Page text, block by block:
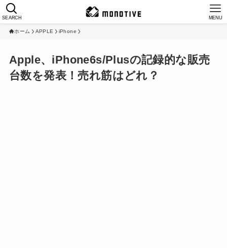
SEARCH MENU
ホーム APPLE iPhone
Apple、iPhone6s/Plusの記録的な販売
台数を発表！売れ筋はどれ？